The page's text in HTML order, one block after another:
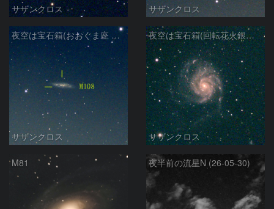
サザンクロス サザンクロス
夜空は宝石箱(おおぐま座 M108) Seestar50
サザンクロス
夜空は宝石箱(回転花火銀河 M101) Seestar50
サザンクロス
M81 夜半前の流星N (26-05-30)